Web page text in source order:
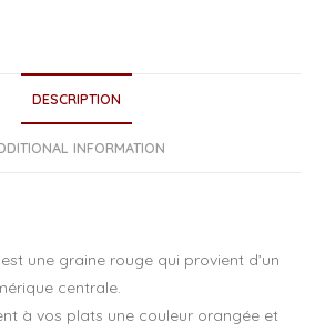
DESCRIPTION
INFORMATION
une graine rouge qui provient d’un
centrale.
à vos plats une couleur orangée et